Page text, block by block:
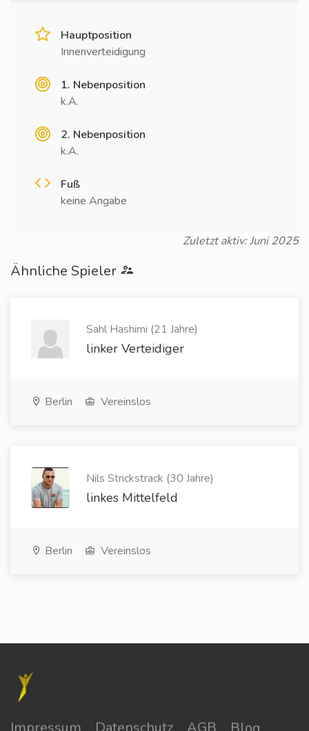
Hauptposition
Innenverteidigung
1. Nebenposition
k.A.
2. Nebenposition
k.A.
Fuß
keine Angabe
Zuletzt aktiv: Juni 2025
Ähnliche Spieler
Sahl Hashimi (21 Jahre)
linker Verteidiger
Berlin Vereinslos
Nils Strickstrack (30 Jahre)
linkes Mittelfeld
Berlin Vereinslos